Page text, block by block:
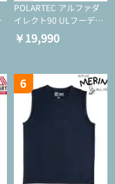
POLARTEC アルファダ
イレクト90 ULフーディ
（アクティブインサレー
ション/ミドルレイヤー/
￥19,990
6